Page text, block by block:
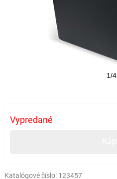
1/4
Vypredané
Katalógové číslo: 123457